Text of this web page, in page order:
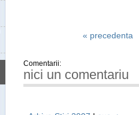
« precedenta
Comentarii:
nici un comentariu